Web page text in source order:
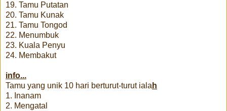
19. Tamu Putatan
20. Tamu Kunak
21. Tamu Tongod
22. Menumbuk
23. Kuala Penyu
24. Membakut
info...
Tamu yang unik 10 hari berturut-turut iala h
1. Inanam
2. Mengatal